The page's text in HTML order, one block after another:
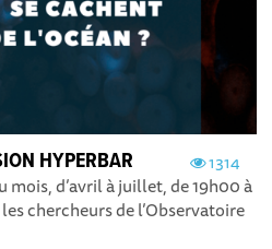
1314
HYPERBAR
mois, d’avril à juillet, de 19h00 à
chercheurs de l’Observatoire